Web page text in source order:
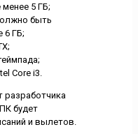
5 ГБ;
быть
6 ГБ;
Core i3.
разработчика
будет
и вылетов.